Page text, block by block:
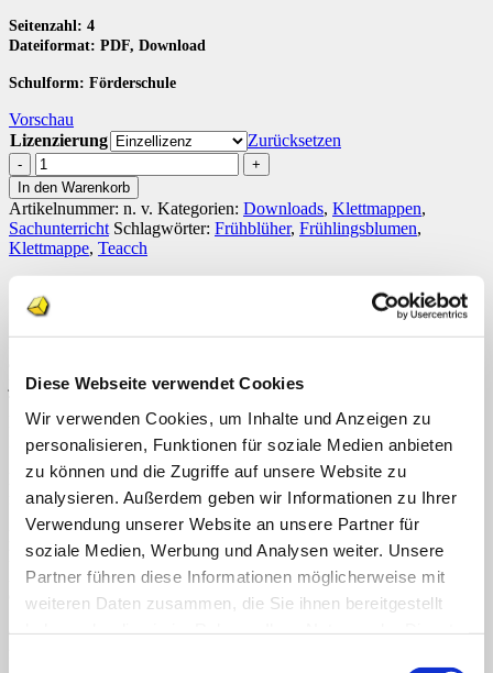
Diese Webseite verwendet Cookies
Wir verwenden Cookies, um Inhalte und Anzeigen zu
personalisieren, Funktionen für soziale Medien anbieten
zu können und die Zugriffe auf unsere Website zu
analysieren. Außerdem geben wir Informationen zu Ihrer
Verwendung unserer Website an unsere Partner für
soziale Medien, Werbung und Analysen weiter. Unsere
Partner führen diese Informationen möglicherweise mit
weiteren Daten zusammen, die Sie ihnen bereitgestellt
Seitenzahl: 4
Dateiformat: PDF, Download
Schulform: Förderschule
Vorschau
Lizenzierung
Zurücksetzen
Frühlingsblumen
sortieren
[Digital]
Menge
In den Warenkorb
Artikelnummer: n. v. Kategorien: Downloads, Klettmappen,
Sachunterricht Schlagwörter: Frühblüher, Frühlingsblumen,
Klettmappe, Teacch
Die Klettmappe (Bastelvorlage) „Frühlingsblumen sortieren“ besteht
jeweils eine Frühlingsblume (Tulpe, Narzisse, Krokus, Hyazinthe,
Des Weiteren gibt es 24 Karten mit jeweils 4 dieser Frühblüher.
Diese Abbildungen werden den passenden Blumen zugeordnet.
Beim Kletthintergrund der Variante 1 können die Blumenvorgaben
frei gewählt werden. Bei Variante 2 sind die Blumen vorgegeben.
Diese Mappe fördert neben der Farbunterscheidung auch die
Motorik, die Auge-Hand-Koordination, die Konzentration und die
Ausdauer. Im Sachunterricht kann die Mappe bei der Einführung
der Frühblüher genutzt werden.
Geeignet ist diese Arbeitsmappe für den Eingangsunterricht sowie